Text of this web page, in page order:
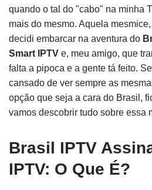
quando o tal do "cabo" na minha
mais do mesmo. Aquela
decidi embarcar na aventura do
Smart IPTV e, meu amigo, que
falta a pipoca e a gente tá feito.
cansado de ver sempre as
opção que seja a cara do Brasil,
vamos descobrir tudo sobre essa
Brasil IPTV
IPTV: O Que É?